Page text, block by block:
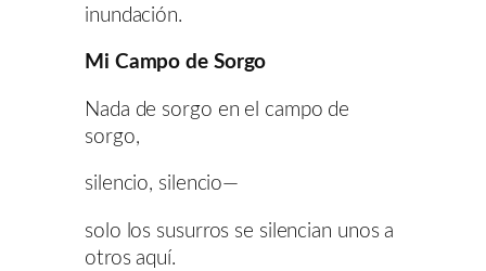
inundación.
Mi Campo de Sorgo
Nada de sorgo en el campo de
sorgo,
silencio, silencio—
solo los susurros se silencian unos a
otros aquí.